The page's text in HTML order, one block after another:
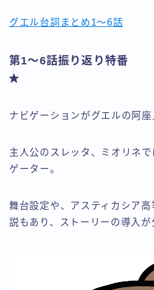
グエル台詞まとめ1～6話
第1～6話振り返り特番
ナビゲーションがグエルの阿座
主人公のスレッタ、ミオリネ
ゲーター。
舞台設定や、アスティカシア
説もあり、ストーリーの導入が